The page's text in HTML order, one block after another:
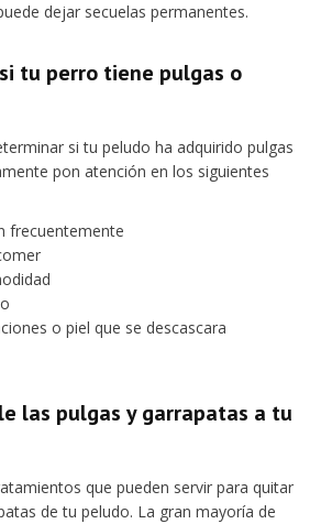
dejar secuelas permanentes.
tu perro tiene pulgas o
si tu peludo ha adquirido pulgas
pon atención en los siguientes
frecuentemente
o piel que se descascara
las pulgas y garrapatas a tu
que pueden servir para quitar
de tu peludo. La gran mayoría de